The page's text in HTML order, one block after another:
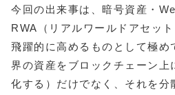
今回の出来事は、暗号資産・
RWA（リアルワールドアセッ
飛躍的に高めるものとして極め
界の資産をブロックチェーン上
化する）だけでなく、それを分